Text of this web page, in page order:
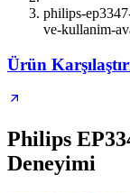
philips-
ve-kullanim-
Ürün
Philips
Deneyimi